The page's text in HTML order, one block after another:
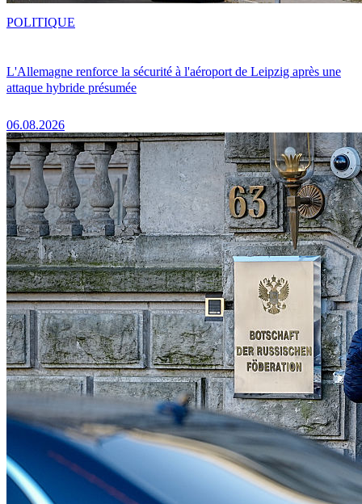
L'Allemagne renforce la sécurité à l'aéroport de Leipzig après une
attaque hybride présumée
06.08.2026
POLITIQUE